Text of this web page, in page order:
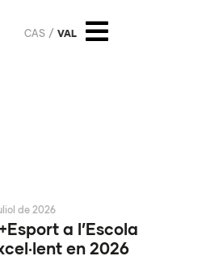
CAS VAL
a l’Escola
en 2026
de 2026